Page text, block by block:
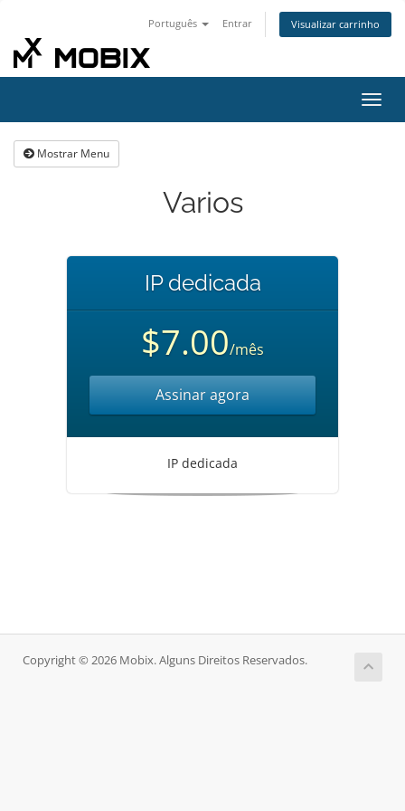
Português Entrar Visualizar carrinho
Mostrar Menu
Varios
IP dedicada
$7.00/mês
Assinar agora
IP dedicada
Copyright © 2026 Mobix. Alguns Direitos Reservados.